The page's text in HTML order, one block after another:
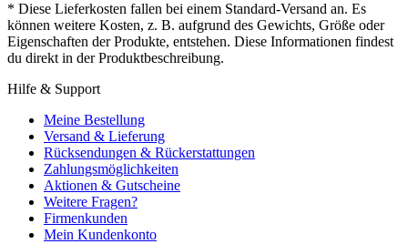
* Diese Lieferkosten fallen bei einem Standard-Versand an. Es
können weitere Kosten, z. B. aufgrund des Gewichts, Größe oder
Eigenschaften der Produkte, entstehen. Diese Informationen findest
du direkt in der Produktbeschreibung.
Hilfe & Support
Meine Bestellung
Versand & Lieferung
Rücksendungen & Rückerstattungen
Zahlungsmöglichkeiten
Aktionen & Gutscheine
Weitere Fragen?
Firmenkunden
Mein Kundenkonto